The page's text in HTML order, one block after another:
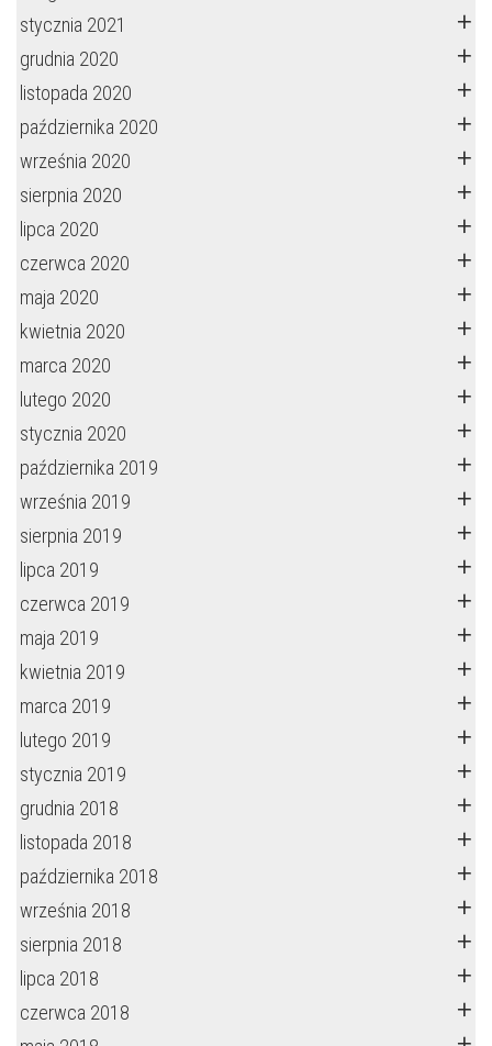
stycznia 2021
grudnia 2020
listopada 2020
października 2020
września 2020
sierpnia 2020
lipca 2020
czerwca 2020
maja 2020
kwietnia 2020
marca 2020
lutego 2020
stycznia 2020
października 2019
września 2019
sierpnia 2019
lipca 2019
czerwca 2019
maja 2019
kwietnia 2019
marca 2019
lutego 2019
stycznia 2019
grudnia 2018
listopada 2018
października 2018
września 2018
sierpnia 2018
lipca 2018
czerwca 2018